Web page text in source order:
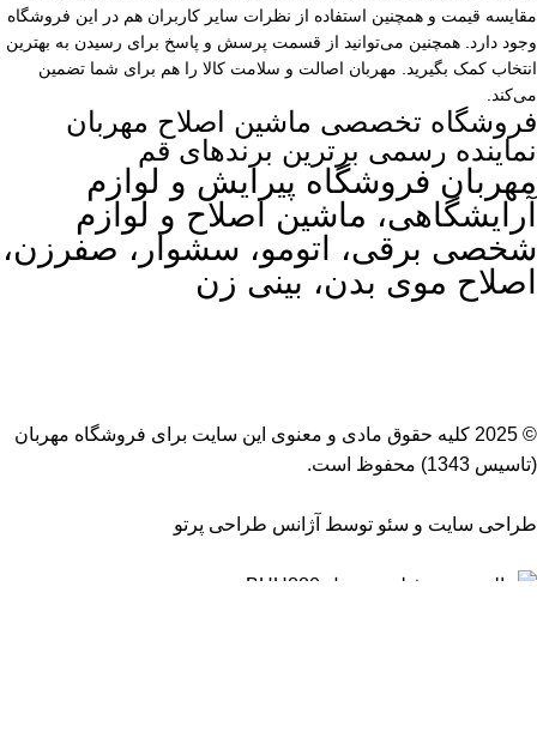
مقایسه قیمت و همچنین استفاده از نظرات سایر کاربران هم در این فروشگاه
وجود دارد. همچنین می‌توانید از قسمت پرسش و پاسخ برای رسیدن به بهترین
انتخاب کمک بگیرید. مهربان اصالت و سلامت کالا را هم برای شما تضمین
می‌کند.
فروشگاه تخصصی ماشین اصلاح مهربان
نماینده رسمی برترین برندهای قم
مهربان فروشگاه پیرایش و لوازم
آرایشگاهی، ماشین اصلاح و لوازم
شخصی برقی، اتومو، سشوار، صفرزن،
اصلاح موی بدن، بینی زن
© 2025 کلیه حقوق مادی و معنوی این سایت برای
فروشگاه مهربان
(تاسیس 1343) محفوظ است.
طراحی سایت و سئو توسط آژانس طراحی پرتو